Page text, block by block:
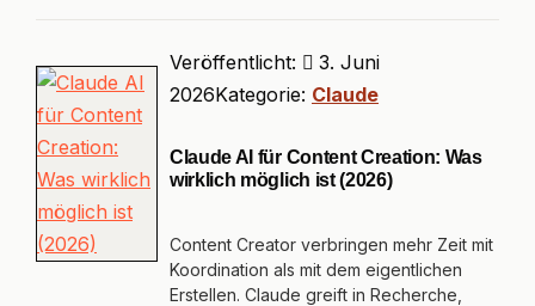
Veröffentlicht:
3. Juni
2026Kategorie: Claude
Claude AI für Content Creation: Was
wirklich möglich ist (2026)
Content Creator verbringen mehr Zeit mit
Koordination als mit dem eigentlichen
Erstellen. Claude greift in Recherche,